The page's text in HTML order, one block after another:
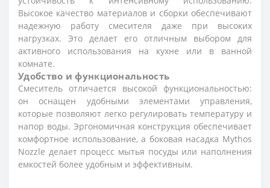
Высокое качество материалов и сборки обеспечивают
надежную работу смесителя даже при высоких
нагрузках. Это делает его отличным выбором для
активного использования на кухне или в ванной
комнате.
Удобство и функциональность
Смеситель отличается высокой функциональностью:
он оснащен удобными элементами управления,
которые позволяют легко регулировать температуру и
напор воды. Эргономичная конструкция обеспечивает
комфортное использование, а боковая насадка Mythos
Nozzle делает процесс мытья посуды или наполнения
емкостей более удобным и эффективным.